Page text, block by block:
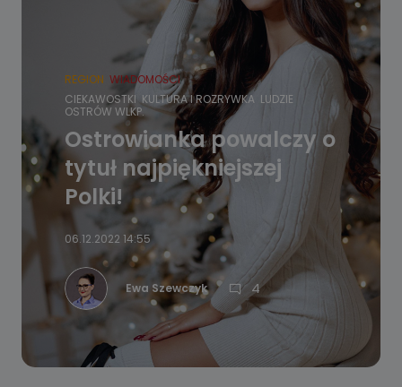
REGION WIADOMOŚCI
CIEKAWOSTKI KULTURA I ROZRYWKA LUDZIE
OSTRÓW WLKP.
Ostrowianka powalczy o
tytuł najpiękniejszej
Polki!
06.12.2022 14:55
Ewa Szewczyk 4